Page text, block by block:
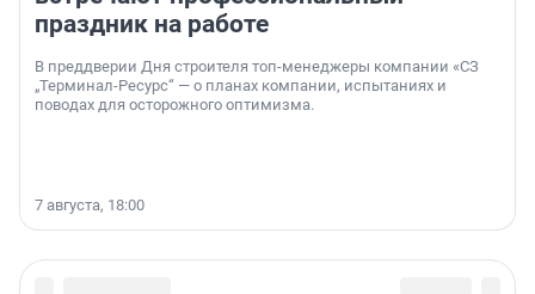
праздник на работе
В преддверии Дня строителя топ-менеджеры компании «СЗ
„Терминал-Ресурс“ — о планах компании, испытаниях и
поводах для осторожного оптимизма.
7 августа, 18:00